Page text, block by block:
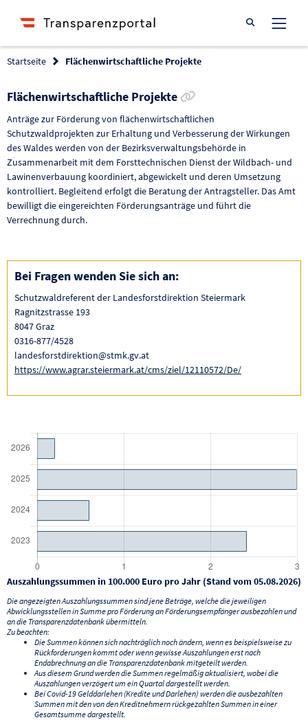
Suche öffnen
Startseite Flächenwirtschaftliche Projekte
Flächenwirtschaftliche Projekte
Anträge zur Förderung von flächenwirtschaftlichen
Schutzwaldprojekten zur Erhaltung und Verbesserung der Wirkungen
des Waldes werden von der Bezirksverwaltungsbehörde in
Zusammenarbeit mit dem Forsttechnischen Dienst der Wildbach- und
Lawinenverbauung koordiniert, abgewickelt und deren Umsetzung
kontrolliert. Begleitend erfolgt die Beratung der Antragsteller. Das Amt
bewilligt die eingereichten Förderungsanträge und führt die
Verrechnung durch.
Bei Fragen wenden Sie sich an:
Schutzwaldreferent der Landesforstdirektion Steiermark
Ragnitzstrasse 193
8047 Graz
0316-877/4528
landesforstdirektion@stmk.gv.at
https://www.agrar.steiermark.at/cms/ziel/12110572/De/
Auszahlungssummen in 100.000 Euro pro Jahr (Stand vom 05.08.2026)
Die angezeigten Auszahlungssummen sind jene Beträge, welche die jeweiligen
Abwicklungsstellen in Summe pro Förderung an Förderungsempfänger ausbezahlen und
an die Transparenzdatenbank übermitteln.
Zu beachten:
Die Summen können sich nachträglich noch ändern, wenn es beispielsweise zu
Rückforderungen kommt oder wenn gewisse Auszahlungen erst nach
Endabrechnung an die Transparenzdatenbank mitgeteilt werden.
Aus diesem Grund werden die Summen regelmäßig aktualisiert, wobei die
Auszahlungen verzögert um ein Quartal dargestellt werden.
Bei Covid-19 Gelddarlehen (Kredite und Darlehen) werden die ausbezahlten
Summen mit den von den Kreditnehmern rückgezahlten Summen in einer
Gesamtsumme dargestellt.